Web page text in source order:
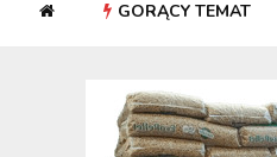
GORĄCY TEMAT